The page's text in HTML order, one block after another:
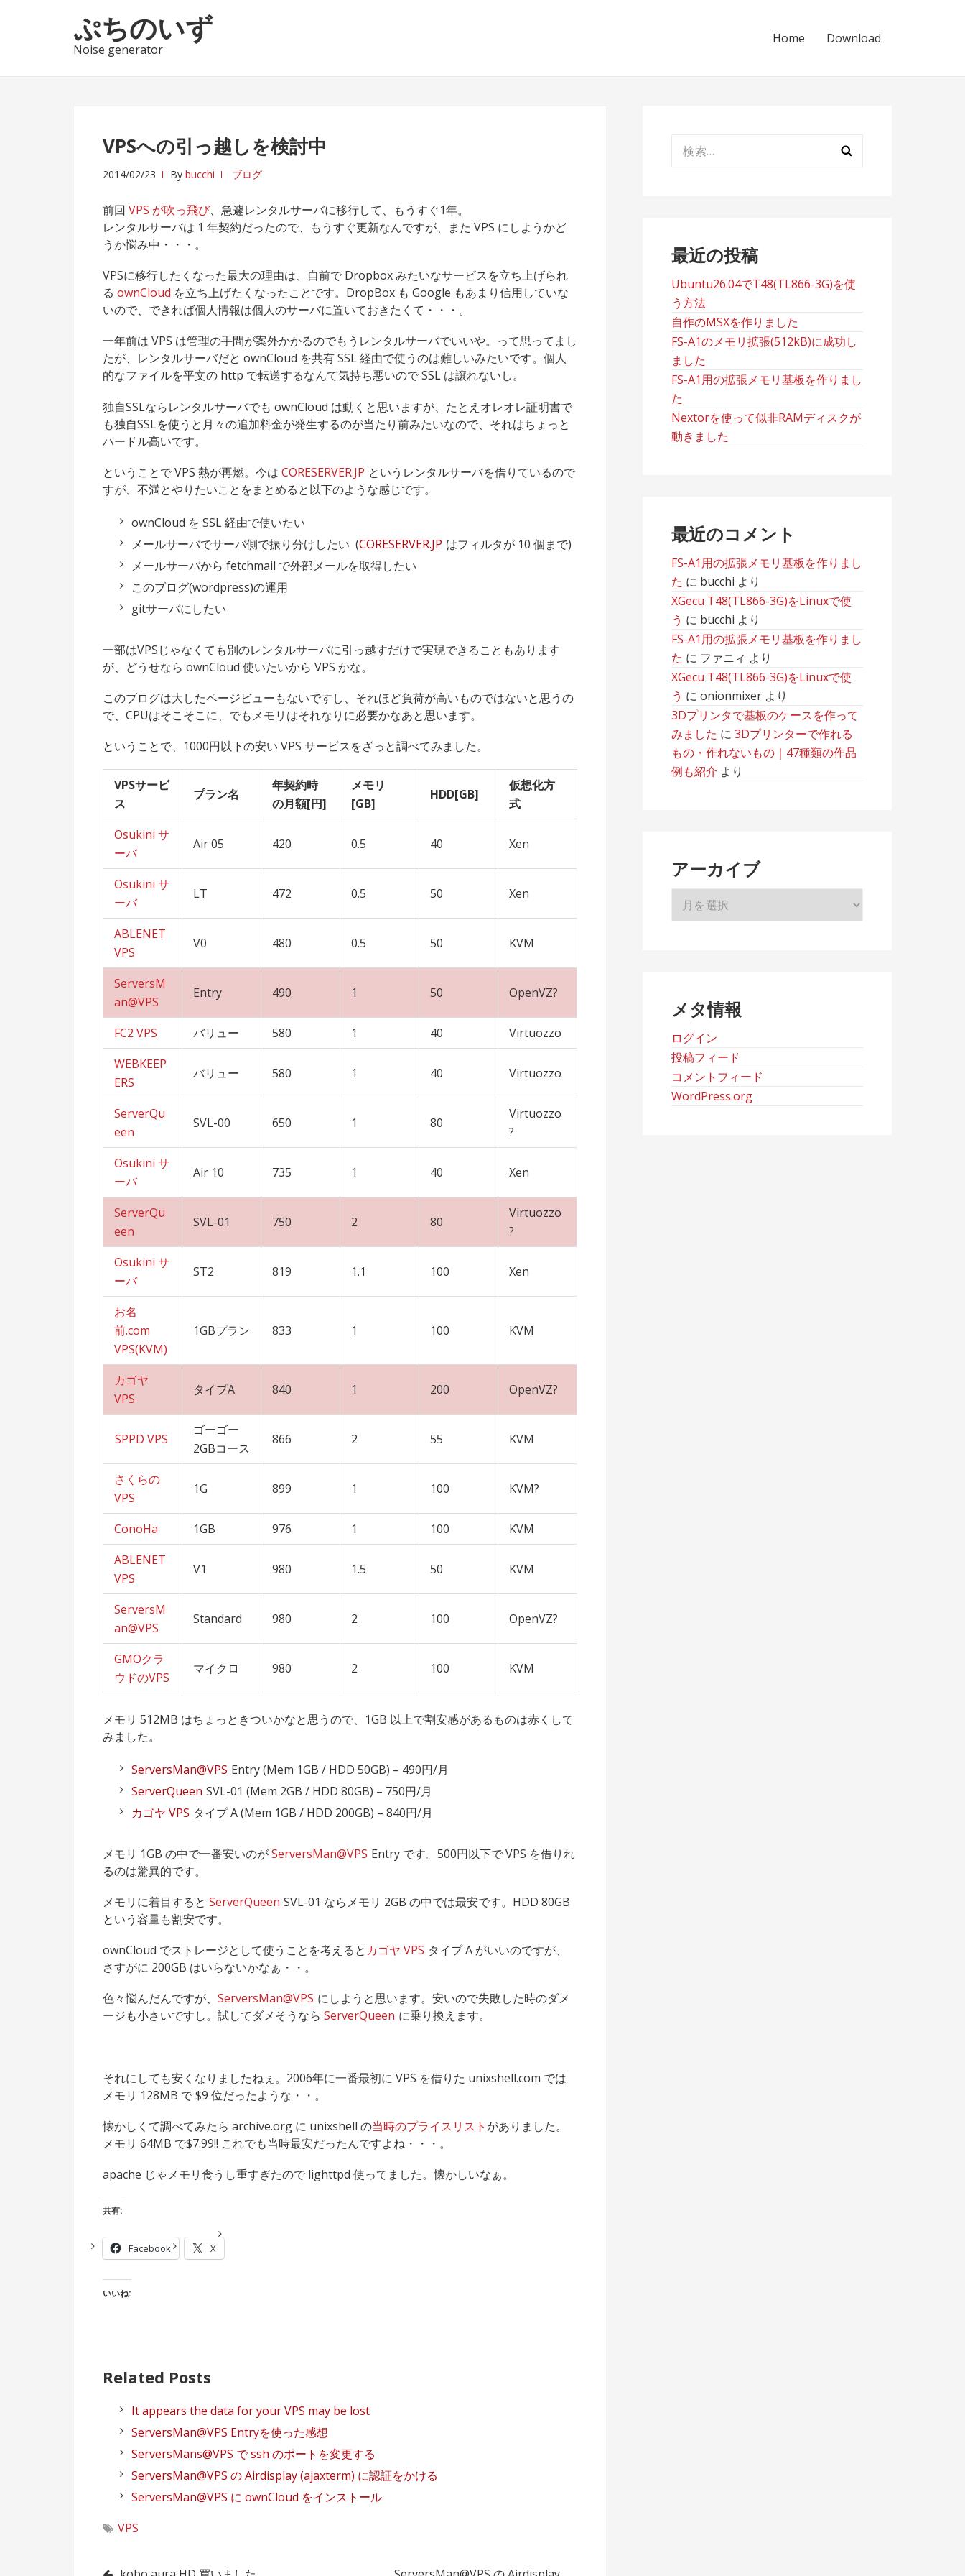
ビ
ゲ
ン
テ
ぷちのいず
Noise generator
Home Download
VPSへの引っ越しを検討中
2014/02/23 By bucchi ブログ
前回 VPS が吹っ飛び、急遽レンタルサーバに移行して、もうすぐ1年。
レンタルサーバは 1 年契約だったので、もうすぐ更新なんですが、また VPS にしようかど
うか悩み中・・・。
VPSに移行したくなった最大の理由は、自前で Dropbox みたいなサービスを立ち上げられ
る ownCloud を立ち上げたくなったことです。DropBox も Google もあまり信用していな
いので、できれば個人情報は個人のサーバに置いておきたくて・・・。
一年前は VPS は管理の手間が案外かかるのでもうレンタルサーバでいいや。って思ってまし
たが、レンタルサーバだと ownCloud を共有 SSL 経由で使うのは難しいみたいです。個人
的なファイルを平文の http で転送するなんて気持ち悪いので SSL は譲れないし。
独自SSLならレンタルサーバでも ownCloud は動くと思いますが、たとえオレオレ証明書で
も独自SSLを使うと月々の追加料金が発生するのが当たり前みたいなので、それはちょっと
ハードル高いです。
ということで VPS 熱が再燃。今は CORESERVER.JP というレンタルサーバを借りているので
すが、不満とやりたいことをまとめると以下のような感じです。
ownCloud を SSL 経由で使いたい
メールサーバでサーバ側で振り分けしたい (CORESERVER.JP はフィルタが 10 個まで)
メールサーバから fetchmail で外部メールを取得したい
このブログ(wordpress)の運用
gitサーバにしたい
一部はVPSじゃなくても別のレンタルサーバに引っ越すだけで実現できることもあります
が、どうせなら ownCloud 使いたいから VPS かな。
このブログは大したページビューもないですし、それほど負荷が高いものではないと思うの
で、CPUはそこそこに、でもメモリはそれなりに必要かなあと思います。
ということで、1000円以下の安い VPS サービスをざっと調べてみました。
VPSサービ
ス
プラン名
年契約時
の月額[円]
メモリ
[GB]
HDD[GB]
仮想化方
式
Osukini サ
ーバ
Air 05 420 0.5 40 Xen
Osukini サ
ーバ
LT 472 0.5 50 Xen
ABLENET
VPS
V0 480 0.5 50 KVM
ServersM
an@VPS
Entry 490 1 50 OpenVZ?
FC2 VPS バリュー 580 1 40
Virtuozzo
WEBKEEP
ERS
バリュー 580 1 40 Virtuozzo
ServerQu
een
SVL-00 650 1 80
Virtuozzo
?
Osukini サ
ーバ
Air 10 735 1 40 Xen
ServerQu
een
SVL-01 750 2 80
Virtuozzo
?
Osukini サ
ーバ
ST2 819 1.1 100 Xen
お名
前.com
VPS(KVM)
1GBプラン 833 1 100 KVM
カゴヤ
VPS
タイプA 840 1 200 OpenVZ?
SPPD VPS
ゴーゴー
2GBコース
866 2 55 KVM
さくらの
VPS
1G 899 1 100 KVM?
ConoHa 1GB 976 1 100
KVM
ABLENET
VPS
V1 980 1.5 50 KVM
ServersM
an@VPS
Standard 980 2 100 OpenVZ?
GMOクラ
ウドのVPS
マイクロ 980 2 100 KVM
メモリ 512MB はちょっときついかなと思うので、1GB 以上で割安感があるものは赤くして
みました。
ServersMan@VPS Entry (Mem 1GB / HDD 50GB) – 490円/月
ServerQueen SVL-01 (Mem 2GB / HDD 80GB) – 750円/月
カゴヤ VPS タイプ A (Mem 1GB / HDD 200GB) – 840円/月
メモリ 1GB の中で一番安いのがServersMan@VPS Entry です。500円以下で VPS を借りれ
るのは驚異的です。
メモリに着目すると ServerQueen SVL-01 ならメモリ 2GB の中では最安です。HDD 80GB
という容量も割安です。
ownCloud でストレージとして使うことを考えると カゴヤ VPS タイプ A がいいのですが、
さすがに 200GB はいらないかなぁ・・。
色々悩んだんですが、 ServersMan@VPS にしようと思います。安いので失敗した時のダメ
ージも小さいですし。試してダメそうなら ServerQueen に乗り換えます。
それにしても安くなりましたねぇ。2006年に一番最初に VPS を借りた unixshell.com では
メモリ 128MB で $9 位だったような・・。
懐かしくて調べてみたら archive.org に unixshell の当時のプライスリスト がありました。
メモリ 64MB で$7.99!! これでも当時最安だったんですよね・・・。
apache じゃメモリ食うし重すぎたので lighttpd 使ってました。懐かしいなぁ。
共有:
Facebook X
いいね:
Related Posts
It appears the data for your VPS may be lost
ServersMan@VPS Entryを使った感想
ServersMans@VPS で ssh のポートを変更する
ServersMan@VPS の Airdisplay (ajaxterm) に認証をかける
ServersMan@VPS に ownCloud をインストール
VPS
索:
最近の投稿
Ubuntu26.04でT48(TL866-3G)を使
う方法
自作のMSXを作りました
FS-A1のメモリ拡張(512kB)に成功し
ました
FS-A1用の拡張メモリ基板を作りまし
た
Nextorを使って似非RAMディスクが
動きました
最近のコメント
FS-A1用の拡張メモリ基板を作りまし
た に bucchi より
XGecu T48(TL866-3G)をLinuxで使
う に bucchi より
FS-A1用の拡張メモリ基板を作りまし
た に ファニィ より
XGecu T48(TL866-3G)をLinuxで使
う にonionmixer より
3Dプリンタで基板のケースを作って
みました に3Dプリンターで作れる
もの・作れないもの｜47種類の作品
例も紹介 より
アーカイブ
メタ情報
ログイン
投稿フィード
コメントフィード
WordPress.org